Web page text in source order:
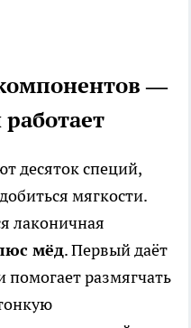
—
десяток специй,
мягкости.
лаконичная
мёд. Первый даёт
помогает размягчать